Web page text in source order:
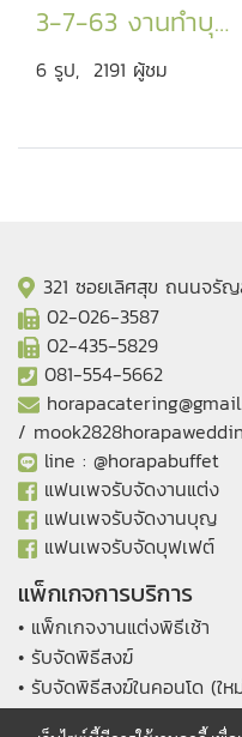
3-7-63 งานทำบุญ
6 รูป, 2191 ผู้ชม
321 ซอยเลิศสุข ถนนจรั
02-026-3587
02-435-5829
081-554-5662
/
line : @horapabuffet
แฟนเพจรับจัดงานแต่ง
แฟนเพจรับจัดงานบุญ
แฟนเพจรับจัดบุฟเฟต์
แพ็กเกจการบริการ
• แพ็กเกจงานแต่งพิธีเช้า
• รับจัดพิธีสงฆ์
• รับจัดพิธีสงฆ์ในคอนโด (ให